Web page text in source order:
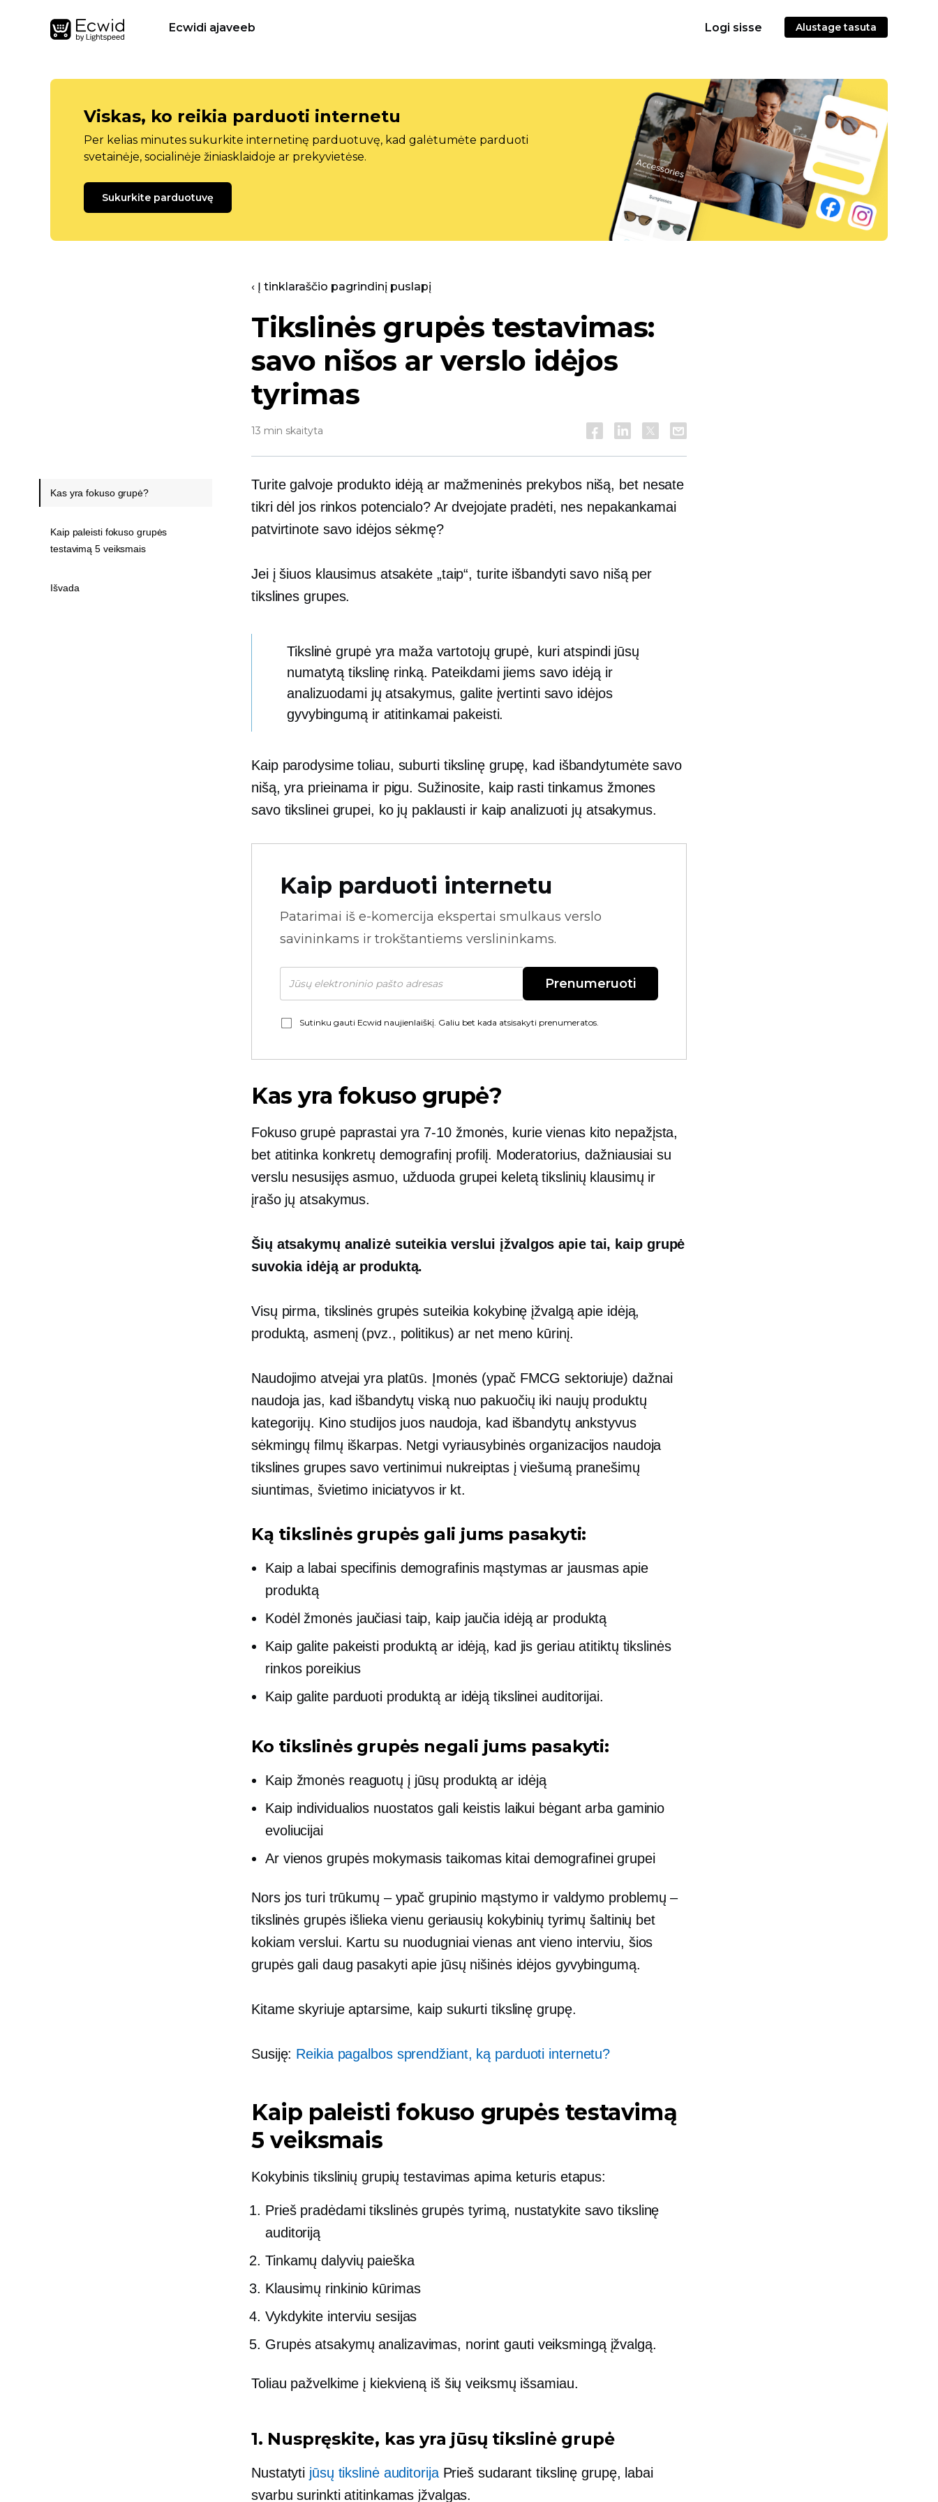
Ecwidi ajaveeb Logi sisse Alustage tasuta
Viskas, ko reikia parduoti internetu
Per kelias minutes sukurkite internetinę parduotuvę, kad galėtumėte parduoti
svetainėje, socialinėje žiniasklaidoje ar prekyvietėse.
Sukurkite parduotuvę
‹ Į tinklaraščio pagrindinį puslapį
Tikslinės grupės testavimas:
savo nišos ar verslo idėjos
tyrimas
13 min skaityta
Turite galvoje produkto idėją ar mažmeninės prekybos nišą, bet nesate
tikri dėl jos rinkos potencialo? Ar dvejojate pradėti, nes nepakankamai
patvirtinote savo idėjos sėkmę?
Jei į šiuos klausimus atsakėte „taip“, turite išbandyti savo nišą per
tikslines grupes.
Tikslinė grupė yra maža vartotojų grupė, kuri atspindi jūsų
numatytą tikslinę rinką. Pateikdami jiems savo idėją ir
analizuodami jų atsakymus, galite įvertinti savo idėjos
gyvybingumą ir atitinkamai pakeisti.
Kaip parodysime toliau, suburti tikslinę grupę, kad išbandytumėte savo
nišą, yra prieinama ir pigu. Sužinosite, kaip rasti tinkamus žmones
savo tikslinei grupei, ko jų paklausti ir kaip analizuoti jų atsakymus.
Kaip parduoti internetu
Patarimai iš e-komercija ekspertai smulkaus verslo
savininkams ir trokštantiems verslininkams.
Prenumeruoti
Sutinku gauti Ecwid naujienlaiškį. Galiu bet kada atsisakyti prenumeratos.
Kas yra fokuso grupė?
Fokuso grupė paprastai yra 7-10žmonės, kurie vienas kito nepažįsta,
bet atitinka konkretų demografinį profilį. Moderatorius, dažniausiai su
verslu nesusijęs asmuo, užduoda grupei keletą tikslinių klausimų ir
įrašo jų atsakymus.
Šių atsakymų analizė suteikia verslui įžvalgos apie tai, kaip grupė
suvokia idėją ar produktą.
Visų pirma, tikslinės grupės suteikia kokybinę įžvalgą apie idėją,
produktą, asmenį (pvz., politikus) ar net meno kūrinį.
Naudojimo atvejai yra platūs. Įmonės (ypač FMCG sektoriuje) dažnai
naudoja jas, kad išbandytų viską nuo pakuočių iki naujų produktų
kategorijų. Kino studijos juos naudoja, kad išbandytų ankstyvus
sėkmingų filmų iškarpas. Netgi vyriausybinės organizacijos naudoja
tikslines grupes savo vertinimui nukreiptas į viešumąpranešimų
siuntimas, švietimo iniciatyvos ir kt.
Ką tikslinės grupės gali jums pasakyti:
Kaip a labai specifinisdemografinis mąstymas ar jausmas apie
produktą
Kodėl žmonės jaučiasi taip, kaip jaučia idėją ar produktą
Kaip galite pakeisti produktą ar idėją, kad jis geriau atitiktų tikslinės
rinkos poreikius
Kaip galite parduoti produktą ar idėją tikslinei auditorijai.
Ko tikslinės grupės negali jums pasakyti:
Kaip žmonės reaguotų į jūsų produktą ar idėją
Kaip individualios nuostatos gali keistis laikui bėgant arba gaminio
evoliucijai
Ar vienos grupės mokymasis taikomas kitai demografinei grupei
Nors jos turi trūkumų – ypač grupinio mąstymo ir valdymo problemų –
tikslinės grupės išlieka vienu geriausių kokybinių tyrimų šaltinių bet
kokiam verslui. Kartu su nuodugniai vienas ant vienointerviu, šios
grupės gali daug pasakyti apie jūsų nišinės idėjos gyvybingumą.
Kitame skyriuje aptarsime, kaip sukurti tikslinę grupę.
Susiję: Reikia pagalbos sprendžiant, ką parduoti internetu?
Kaip paleisti fokuso grupės testavimą
5 veiksmais
Kokybinis tikslinių grupių testavimas apima keturis etapus:
Prieš pradėdami tikslinės grupės tyrimą, nustatykite savo tikslinę
auditoriją
Tinkamų dalyvių paieška
Klausimų rinkinio kūrimas
Vykdykite interviu sesijas
Grupės atsakymų analizavimas, norint gauti veiksmingą įžvalgą.
Toliau pažvelkime į kiekvieną iš šių veiksmų išsamiau.
1. Nuspręskite, kas yra jūsų tikslinė grupė
Nustatyti jūsų tikslinė auditorijaPrieš sudarant tikslinę grupę, labai
svarbu surinkti atitinkamas įžvalgas.
Kas yra fokuso grupė?
Kaip paleisti fokuso grupės
testavimą 5 veiksmais
Išvada